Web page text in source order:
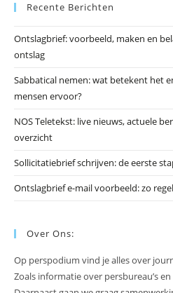
Recente Berichten
Ontslagbrief: voorbeeld, maken en
ontslag
Sabbatical nemen: wat betekent het
mensen ervoor?
NOS Teletekst: live nieuws, actuele
overzicht
Sollicitatiebrief schrijven: de eerste
Ontslagbrief e-mail voorbeeld: zo
Over Ons:
Op perspodium vind je alles over
Zoals informatie over persbureau’s